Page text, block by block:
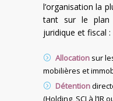
l’organisation la
tant sur le plan
juridique et fiscal :
Allocation sur
mobilières et
Détention
(Holding, SCI à l’IR